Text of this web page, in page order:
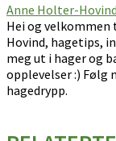
Anne Holter-Hovind
Hei og velkommen
Hovind, hagetips,
meg ut i hager og
opplevelser :) Følg
hagedrypp.